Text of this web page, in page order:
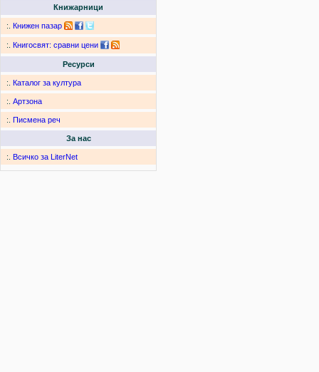
Книжарници
:. Книжен пазар
:. Книгосвят: сравни цени
Ресурси
:. Каталог за култура
:. Артзона
:. Писмена реч
За нас
:. Всичко за LiterNet